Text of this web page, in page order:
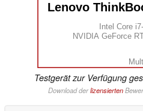
Lenovo
Intel Core
NVIDIA GeForce
Testgerät zur Verfügung
Download derlizensierten